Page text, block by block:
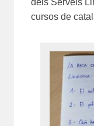
cursos de